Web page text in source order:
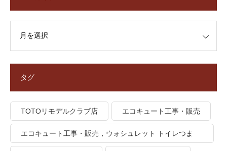
タグ
TOTOリモデルクラブ店 エコキュート工事・販売
エコキュート工事・販売，ウォシュレット トイレつま